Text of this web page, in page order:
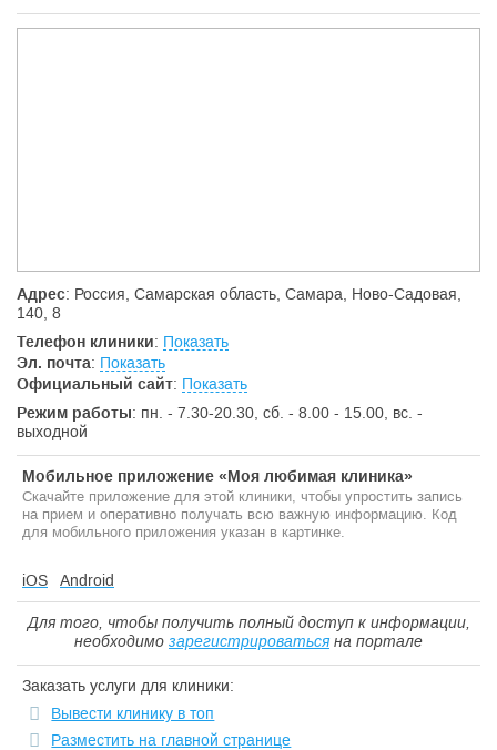
Адрес: Россия, Самарская область, Самара, Ново-Садовая,
140, 8
Телефон клиники: Показать
Эл. почта: Показать
Официальный сайт: Показать
Режим работы: пн. - 7.30-20.30, сб. - 8.00 - 15.00, вс. -
выходной
Мобильное приложение «Моя любимая клиника»
Скачайте приложение для этой клиники, чтобы упростить запись
на прием и оперативно получать всю важную информацию. Код
для мобильного приложения указан в картинке.
iOS Android
Для того, чтобы получить полный доступ к информации,
необходимо зарегистрироватьсяна портале
Заказать услуги для клиники:
Вывести клинику в топ
Разместить на главной странице